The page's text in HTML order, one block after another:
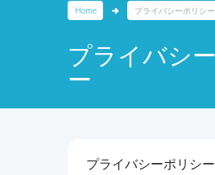
Home プライバシーポリシー
プライバシ
ー
プライバシーポリシー